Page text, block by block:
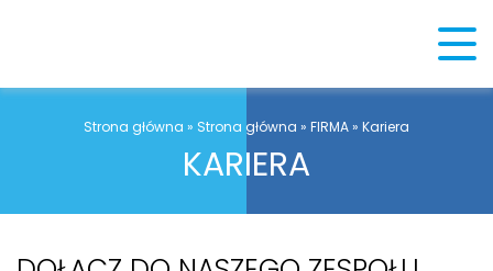
Strona główna » Strona główna » FIRMA» Kariera
KARIERA